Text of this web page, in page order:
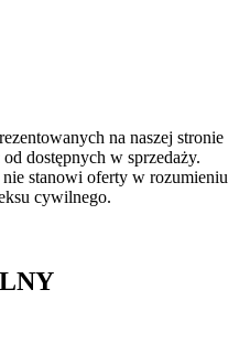
na naszej stronie
dostępnych w sprzedaży.
stanowi oferty w rozumieniu
cywilnego.